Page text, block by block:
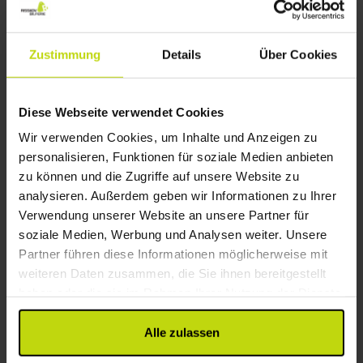
Zustimmung Details Über Cookies
Diese Webseite verwendet Cookies
Wir verwenden Cookies, um Inhalte und Anzeigen zu
personalisieren, Funktionen für soziale Medien anbieten
zu können und die Zugriffe auf unsere Website zu
analysieren. Außerdem geben wir Informationen zu Ihrer
Verwendung unserer Website an unsere Partner für
soziale Medien, Werbung und Analysen weiter. Unsere
Partner führen diese Informationen möglicherweise mit
weiteren Daten zusammen, die Sie ihnen bereitgestellt
gesammelt haben.
Alle zulassen
Mehr anzeigen
Moderner Komfort an der Ostsee
Hotel BeachSide
4.2 Sehr gut11 Bewertungen